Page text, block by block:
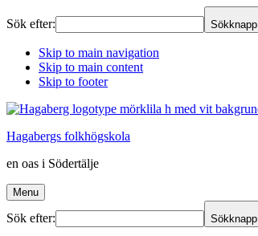
Sök efter: Sökknapp
Skip to main navigation
Skip to main content
Skip to footer
Hagabergs folkhögskola
en oas i Södertälje
Menu
Sök efter: Sökknapp